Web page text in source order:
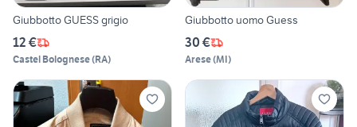
Giubbotto GUESS grigio
12 €
Castel Bolognese(RA)
Giubbotto uomo Guess
30 €
Arese(MI)